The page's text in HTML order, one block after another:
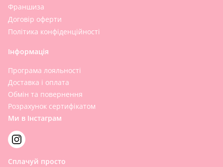
Франшиза
Договір оферти
Політика конфіденційності
Інформація
Програма лояльності
Доставка і оплата
Обмін та повернення
Розрахунок сертифікатом
Ми в Інстаграм
Сплачуй просто